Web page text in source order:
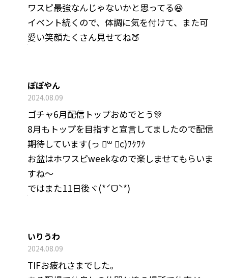
ワスピ最強なんじゃないかと思ってる😆
イベント続くので、体調に気を付けて、また可
愛い笑顔たくさん見せてね🍑
ぽぽやん
2024.08.09
ゴチャ6月配信トップおめでとう🎊
8月もトップを目指すと宣言してましたので配信
期待しています(っ ॑꒳ ॑c)ﾜｸﾜｸ
お盆はホワスピweekなので楽しませてもらいま
すね〜
ではまた11日後ヾ(*ˊᗜˋ*)
いりうわ
2024.08.09
TIFお疲れさまでした。